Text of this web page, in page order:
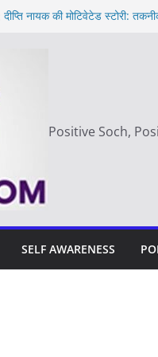
दीप्ति नायक की मोटिवेटेड स्टोरी:
Positive Soch,
SELF AWARENESS